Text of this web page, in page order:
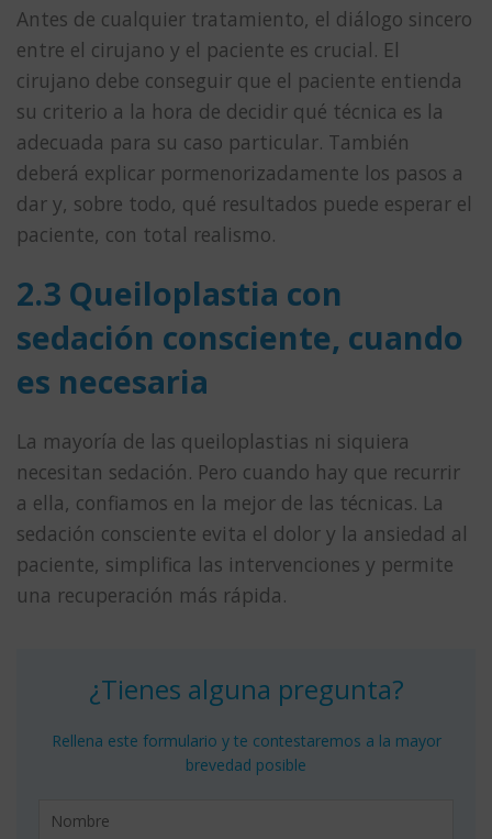
Antes de cualquier tratamiento, el diálogo sincero
entre el cirujano y el paciente es crucial. El
cirujano debe conseguir que el paciente entienda
su criterio a la hora de decidir qué técnica es la
adecuada para su caso particular. También
deberá explicar pormenorizadamente los pasos a
dar y, sobre todo, qué resultados puede esperar el
paciente, con total realismo.
2.3 Queiloplastia con
sedación consciente, cuando
es necesaria
La mayoría de las queiloplastias ni siquiera
necesitan sedación. Pero cuando hay que recurrir
a ella, confiamos en la mejor de las técnicas. La
sedación consciente evita el dolor y la ansiedad al
paciente, simplifica las intervenciones y permite
una recuperación más rápida.
¿Tienes alguna pregunta?
Rellena este formulario y te contestaremos a la mayor
brevedad posible